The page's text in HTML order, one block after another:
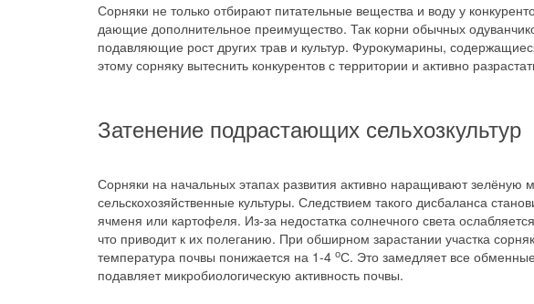
Сорняки не только отбирают питательные вещества и воду у
дающие дополнительное преимущество. Так корни обычных
подавляющие рост других трав и культур. Фурокумарины,
этому сорняку вытеснить конкурентов с территории и активно
Затенение подрастающих сельхозкультур
Сорняки на начальных этапах развития активно наращивают зелёную
сельскохозяйственные культуры. Следствием такого дисбаланса
ячменя или картофеля. Из-за недостатка солнечного света
что приводит к их полеганию. При обширном зарастании участка
температура почвы понижается на 1-4 оС. Это замедляет все
подавляет микробиологическую активность почвы.